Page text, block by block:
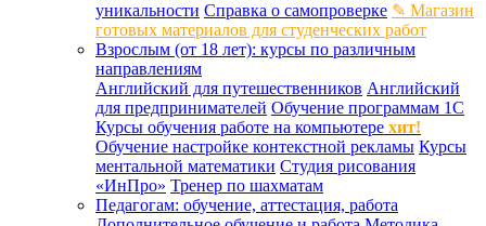
уникальности Справка о самопроверке ✎ Магазин
готовых материалов для студенческих работ
Взрослым (от 18 лет): курсы по различным
направлениям
Английский для путешественников Английский
для предпринимателей Обучение программам 1С
Курсы обучения работе на компьютере хит!
Обучение настройке контекстной рекламы Курсы
ментальной математики Студия рисования
«ИнПро» Тренер по шахматам
Педагогам: обучение, аттестация, работа